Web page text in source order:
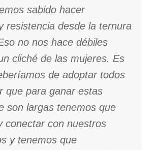
sabido hacer
resistencia desde la ternura
no nos hace débiles
cliché de las mujeres. Es
de adoptar todos
que para ganar estas
son largas tenemos que
conectar con nuestros
y tenemos que